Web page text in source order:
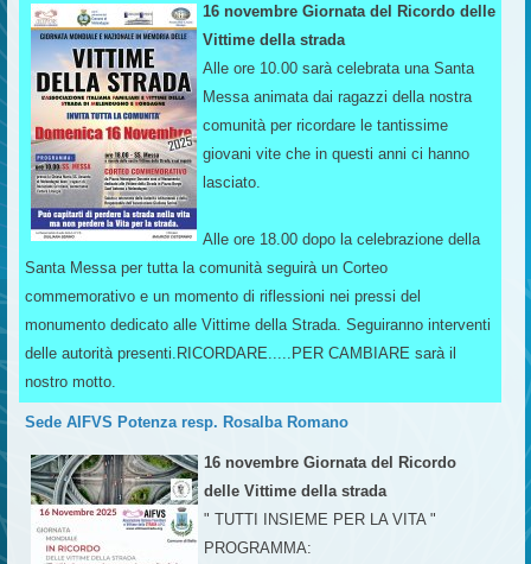
16 novembre Giornata del Ricordo delle
Vittime della strada
Alle ore 10.00 sarà celebrata una Santa
Messa animata dai ragazzi della nostra
comunità per ricordare le tantissime
giovani vite che in questi anni ci hanno
lasciato.
Alle ore 18.00 dopo la celebrazione della
Santa Messa per tutta la comunità seguirà un Corteo
commemorativo e un momento di riflessioni nei pressi del
monumento dedicato alle Vittime della Strada. Seguiranno interventi
delle autorità presenti.RICORDARE.....PER CAMBIARE sarà il
nostro motto.
Sede AIFVS Potenza resp. Rosalba Romano
16 novembre Giornata del Ricordo
delle Vittime della strada
" TUTTI INSIEME PER LA VITA "
PROGRAMMA: